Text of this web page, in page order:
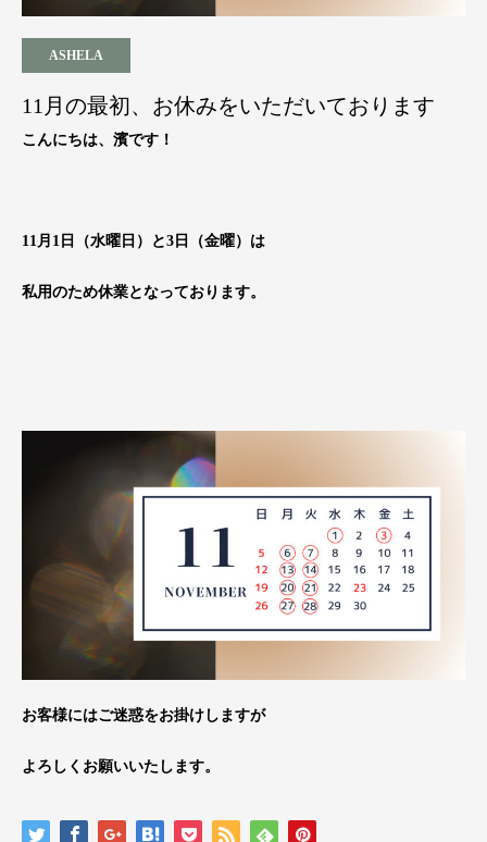
ASHELA
11月の最初、お休みをいただいております
こんにちは、濱です！
11月1日（水曜日）と3日（金曜）は
私用のため休業となっております。
お客様にはご迷惑をお掛けしますが
よろしくお願いいたします。